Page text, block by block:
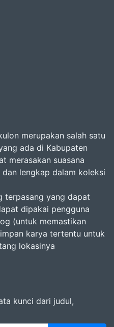
merupakan salah satu
ada di Kabupaten
merasakan suasana
lengkap dalam koleksi
terpasang yang dapat
dipakai pengguna
(untuk memastikan
karya tertentu untuk
lokasinya
kunci dari judul,